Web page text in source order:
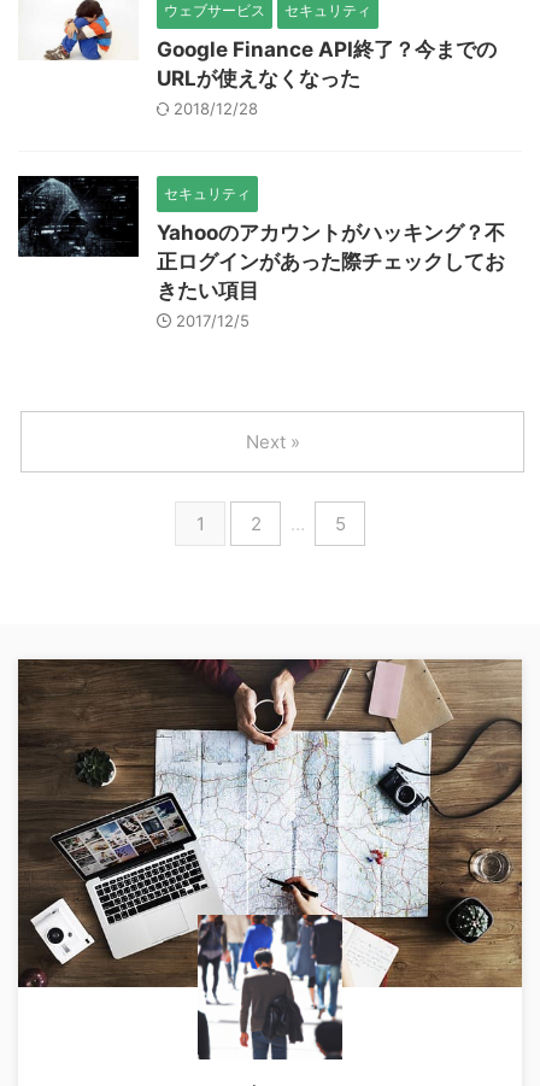
ウェブサービス セキュリティ
Google Finance API終了？今までの
URLが使えなくなった
2018/12/28
セキュリティ
Yahooのアカウントがハッキング？不
正ログインがあった際チェックしてお
きたい項目
2017/12/5
1 2 … 5
Next »